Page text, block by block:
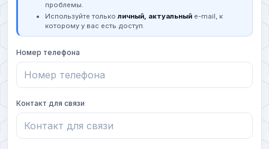
проблемы.
Используйте тольколичный, актуальный e-mail, к
которому у вас есть доступ.
Номер телефона
Контакт для связи